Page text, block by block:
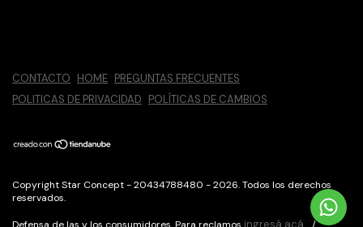
CONTACTO HOME PREGUNTAS FRECUENTES
POLITICAS DE PRIVACIDAD POLÍTICAS DE CAMBIOS
Copyright Star Concept - 20434788480 - 2026. Todos los derechos
reservados.
Defensa de las y los consumidores. Para reclamos ingresá acá. /